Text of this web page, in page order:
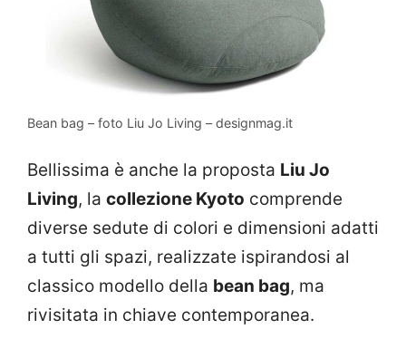
Bean bag – foto Liu Jo Living – designmag.it
Bellissima è anche la proposta Liu Jo
Living, la collezione Kyoto comprende
diverse sedute di colori e dimensioni adatti
a tutti gli spazi, realizzate ispirandosi al
classico modello della bean bag, ma
rivisitata in chiave contemporanea.